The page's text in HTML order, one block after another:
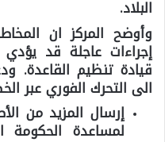
البلاد.
وأوضح المركز ان
إجراءات عاجلة قد
قيادة تنظيم القاعدة.
الى التحرك الفوري عبر
إرسال المزيد من
لمساعدة الحكومة